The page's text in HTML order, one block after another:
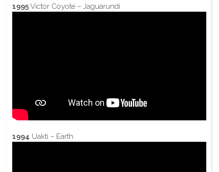
1995Victor Coyote – Jaguarundi
1994 Uakti – Earth